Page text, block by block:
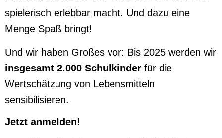
spielerisch erlebbar macht. Und dazu eine
Menge Spaß bringt!
Und wir haben Großes vor: Bis 2025 werden wir
insgesamt 2.000 Schulkinder für die
Wertschätzung von Lebensmitteln
sensibilisieren.
Jetzt anmelden!